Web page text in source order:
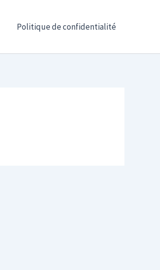
Politique de confidentialité